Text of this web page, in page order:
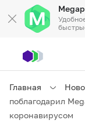
Главная
поблагодарил
коронавирусом